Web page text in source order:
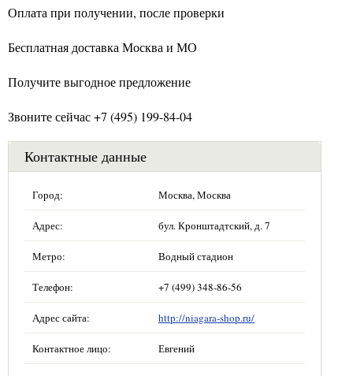
Оплата при получении, после проверки
Бесплатная доставка Москва и МО
Получите выгодное предложение
Звоните сейчас +7 (495) 199-84-04
Контактные данные
Город: Москва, Москва
Адрес: бул. Кронштадтский, д. 7
Метро: Водный стадион
Телефон: +7 (499) 348-86-56
Адрес сайта: http://niagara-shop.ru/
Контактное лицо: Евгений